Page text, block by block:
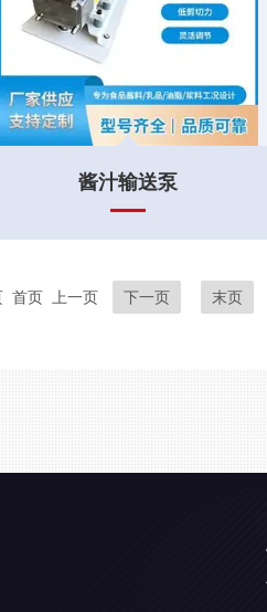
酱汁输送泵
首页 上一页 下一页 末页